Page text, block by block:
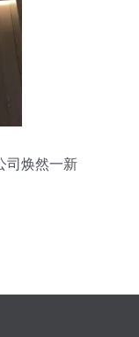
司焕然一新